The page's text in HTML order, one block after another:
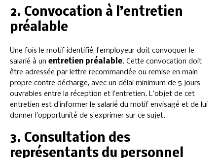
2. Convocation à l’entretien
préalable
Une fois le motif identifié, l’employeur doit convoquer le
salarié à un entretien préalable. Cette convocation doit
être adressée par lettre recommandée ou remise en main
propre contre décharge, avec un délai minimum de 5 jours
ouvrables entre la réception et l’entretien. L’objet de cet
entretien est d’informer le salarié du motif envisagé et de lui
donner l’opportunité de s’exprimer sur ce sujet.
3. Consultation des
représentants du personnel